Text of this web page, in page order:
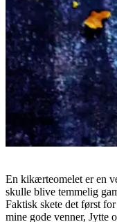
En kikærteomelet er en
skulle blive temmelig
Faktisk skete det først
mine gode venner, Jytte